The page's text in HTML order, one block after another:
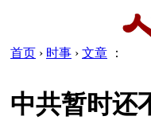
首页 › 时事 › 文章 ：
中共暂时还